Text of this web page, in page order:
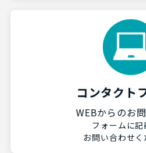
コンタクト
WEBからのお
フォームに記
お問い合わせく